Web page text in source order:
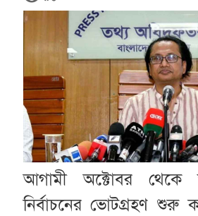
আগামী অক্টোবর থেকে
নির্বাচনের ভোটগ্রহণ শুরু